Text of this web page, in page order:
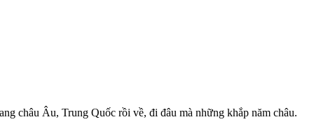
Âu, Trung Quốc rồi về, đi đâu mà những khắp năm châu.